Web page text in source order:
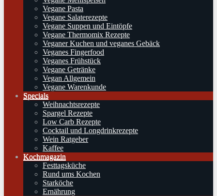
Vegane Pasta
Vegane Salaterezepte
Vegane Suppen und Eintöpfe
Vegane Thermomix Rezepte
Veganer Kuchen und veganes Gebäck
Veganes Fingerfood
Veganes Frühstück
Vegane Getränke
Vegan Allgemein
Vegane Warenkunde
Specials
Weihnachtsrezepte
Spargel Rezepte
Low Carb Rezepte
Cocktail und Longdrinkrezepte
Wein Ratgeber
Kaffee
Kochmagazin
Festtagsküche
Rund ums Kochen
Starköche
Ernährung